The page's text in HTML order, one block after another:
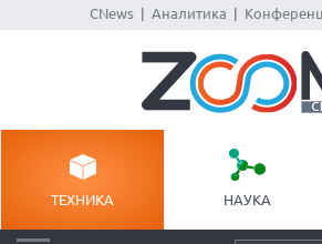
CNews| Аналитика
ТЕХНИКА НАУКА